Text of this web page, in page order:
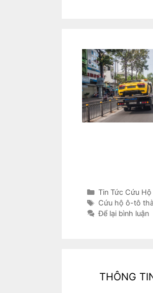
Danh
mục
Tin Tức Cứu
Thẻ
Cứu hộ ô-tô
Để lại bình luận
THÔNG